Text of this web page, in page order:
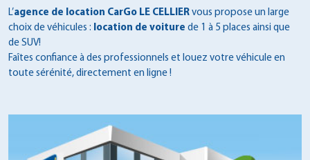
L’agence de location CarGo LE CELLIER vous propose un large
choix de véhicules : location de voiture de 1 à 5 places ainsi que
de SUV!
Faîtes confiance à des professionnels et louez votre véhicule en
toute sérénité, directement en ligne !